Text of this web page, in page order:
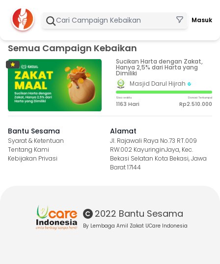
Masuk
Semua Campaign Kebaikan
Sucikan Harta dengan Zakat,
Hanya 2,5% dari Harta yang
Dimiliki
Masjid Darul Hijrah
Sisa waktu Donasi Terkumpul
1163 Hari Rp2.510.000
Bantu Sesama
Syarat & Ketentuan
Tentang Kami
Kebijakan Privasi
Alamat
Jl. Rajawali Raya No.73 RT.009
RW.002 KayuringinJaya, Kec.
Bekasi Selatan Kota Bekasi, Jawa
Barat 17144
2022 Bantu Sesama
By Lembaga Amil Zakat UCare Indonesia